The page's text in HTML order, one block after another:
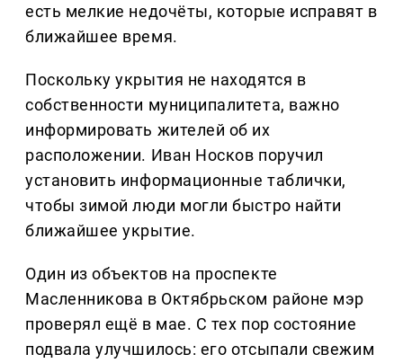
есть мелкие недочёты, которые исправят в
ближайшее время.
Поскольку укрытия не находятся в
собственности муниципалитета, важно
информировать жителей об их
расположении. Иван Носков поручил
установить информационные таблички,
чтобы зимой люди могли быстро найти
ближайшее укрытие.
Один из объектов на проспекте
Масленникова в Октябрьском районе мэр
проверял ещё в мае. С тех пор состояние
подвала улучшилось: его отсыпали свежим